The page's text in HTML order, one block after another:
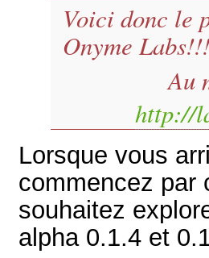
Voici donc le
Onyme
Au
http://
Lorsque vous
commencez par
souhaitez
alpha 0.1.4 et